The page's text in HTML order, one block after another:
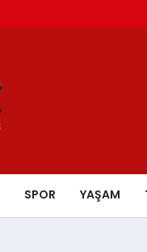
SPOR YAŞAM